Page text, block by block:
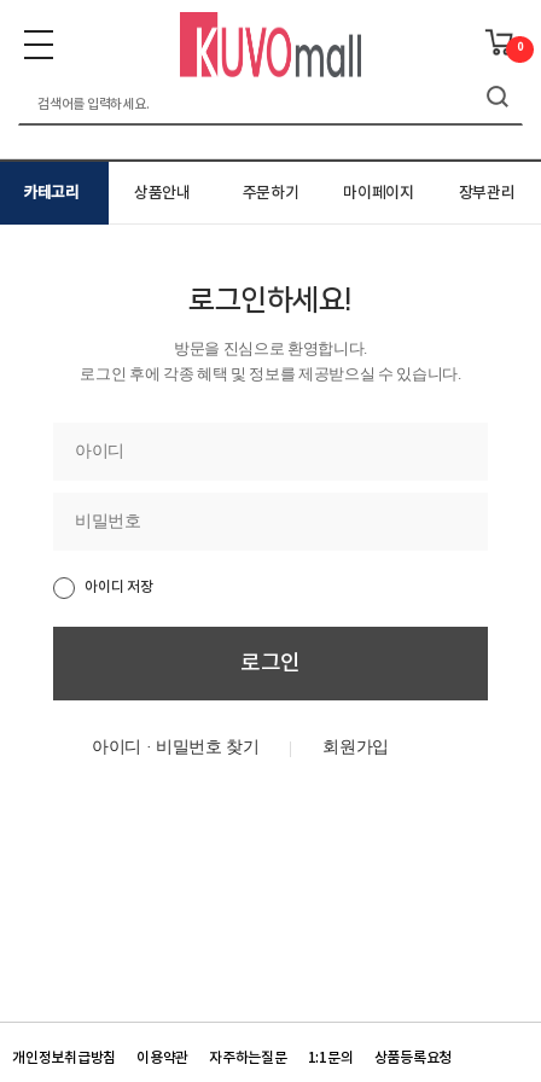
0
카테고리 상품안내 주문하기 마이페이지 장부관리
로그인하세요!
방문을 진심으로 환영합니다.
로그인 후에 각종 혜택 및 정보를 제공받으실 수 있습니다.
아이디 저장
아이디 · 비밀번호 찾기
개인정보취급방침 이용약관 자주하는질문 1:1문의 상품등록요청